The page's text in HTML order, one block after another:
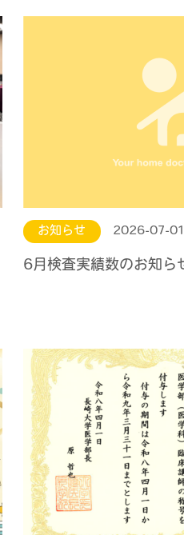
お知らせ 2026-07-01
6月検査実績数のお知ら